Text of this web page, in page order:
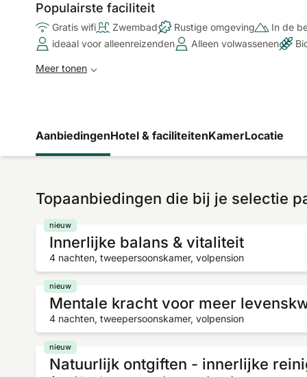
Populairste faciliteit
Gratis wifi Zwembad Rustige omgeving In de
ideaal voor alleenreizenden
Alleen volwassenen
Meer tonen
AanbiedingenHotel & faciliteitenKamerLocatie
Topaanbiedingen die bij je selectie
Innerlijke balans & vitaliteit
4 nachten, tweepersoonskamer, volpension
nieuw
Mentale kracht voor meer
4 nachten, tweepersoonskamer, volpension
nieuw
Natuurlijk ontgiften - innerlijke
nieuw